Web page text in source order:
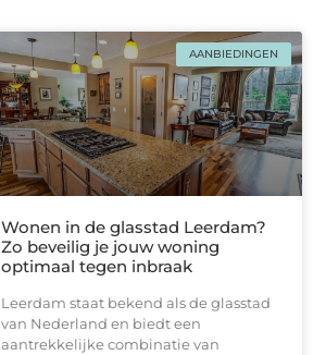
AANBIEDINGEN
Wonen in de glasstad Leerdam?
Zo beveilig je jouw woning
optimaal tegen inbraak
Leerdam staat bekend als de glasstad
van Nederland en biedt een
aantrekkelijke combinatie van